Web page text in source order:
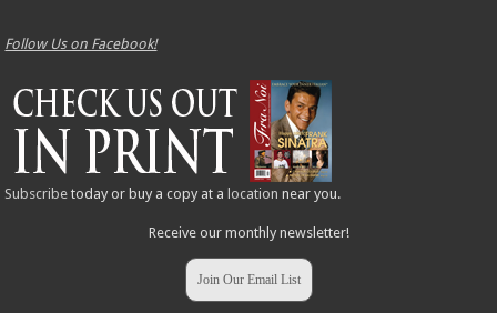
Follow Us on Facebook!
Subscribe today or buy a copy at a location near you.
Receive our monthly newsletter!
Join Our Email List